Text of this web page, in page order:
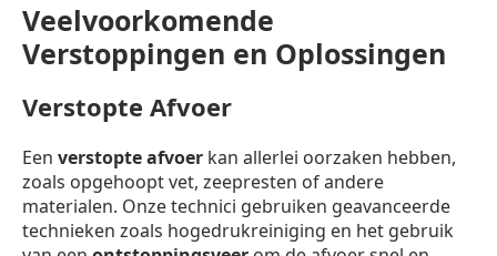
Veelvoorkomende
Verstoppingen en Oplossingen
Verstopte Afvoer
Een verstopte afvoer kan allerlei oorzaken hebben,
zoals opgehoopt vet, zeepresten of andere
materialen. Onze technici gebruiken geavanceerde
technieken zoals hogedrukreiniging en het gebruik